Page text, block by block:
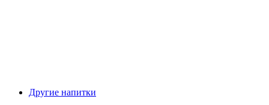
Другие напитки